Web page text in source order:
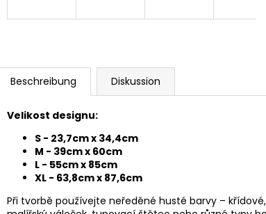
Beschreibung Diskussion
Velikost designu:
S - 23,7cm x 34,4cm
M - 39cm x 60cm
L - 55cm x 85cm
XL - 63,8cm x 87,6cm
Při tvorbě používejte neředěné husté barvy –